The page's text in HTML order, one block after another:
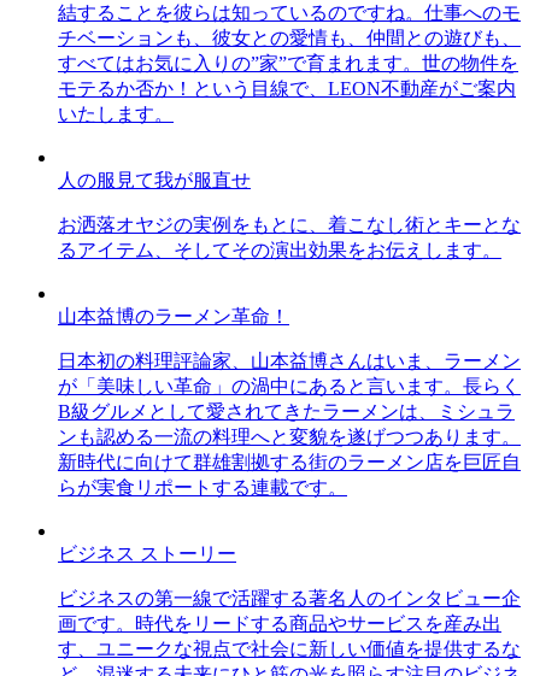
結することを彼らは知っているのですね。仕事へのモ
チベーションも、彼女との愛情も、仲間との遊びも、
すべてはお気に入りの”家”で育まれます。世の物件を
モテるか否か！という目線で、LEON不動産がご案内
いたします。
人の服見て我が服直せ
お洒落オヤジの実例をもとに、着こなし術とキーとな
るアイテム、そしてその演出効果をお伝えします。
山本益博のラーメン革命！
日本初の料理評論家、山本益博さんはいま、ラーメン
が「美味しい革命」の渦中にあると言います。長らく
B級グルメとして愛されてきたラーメンは、ミシュラ
ンも認める一流の料理へと変貌を遂げつつあります。
新時代に向けて群雄割拠する街のラーメン店を巨匠自
らが実食リポートする連載です。
ビジネス ストーリー
ビジネスの第一線で活躍する著名人のインタビュー企
画です。時代をリードする商品やサービスを産み出
す、ユニークな視点で社会に新しい価値を提供するな